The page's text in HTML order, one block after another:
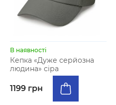
В наявності
Кепка «Дуже серйозна
людина» сіра
1199 грн